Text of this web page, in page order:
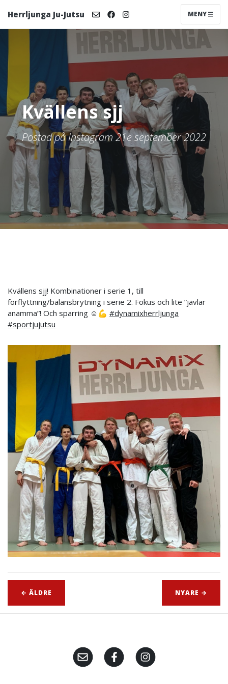
Herrljunga Ju-Jutsu MENY
Kvällens sjj
Postad på Instagram 21e september 2022
Kvällens sjj! Kombinationer i serie 1, till
förflyttning/balansbrytning i serie 2. Fokus och lite ”jävlar
anamma”! Och sparring ☺️💪 #dynamixherrljunga
#sportjujutsu
← ÄLDRE NYARE →